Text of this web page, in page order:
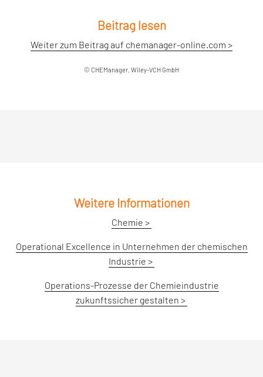
Beitrag lesen
Weiter zum Beitrag auf chemanager-online.com >
© CHEManager, Wiley-VCH GmbH
Weitere Informationen
Chemie >
Operational Excellence in Unternehmen der chemischen
Industrie >
Operations-Prozesse der Chemieindustrie
zukunftssicher gestalten >